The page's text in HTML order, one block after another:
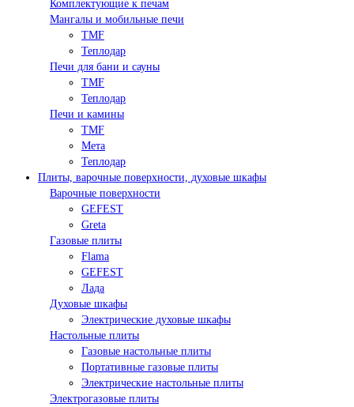
Комплектующие к печам
Мангалы и мобильные печи
TMF
Теплодар
Печи для бани и сауны
TMF
Теплодар
Печи и камины
TMF
Мета
Теплодар
Плиты, варочные поверхности, духовые шкафы
Варочные поверхности
GEFEST
Greta
Газовые плиты
Flama
GEFEST
Лада
Духовые шкафы
Электрические духовые шкафы
Настольные плиты
Газовые настольные плиты
Портативные газовые плиты
Электрические настольные плиты
Электрогазовые плиты